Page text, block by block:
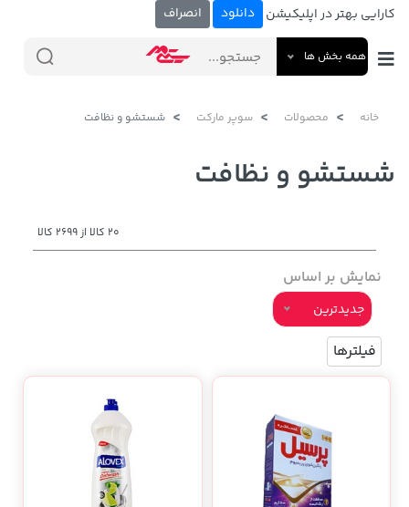
کارایی بهتر در اپلیکیشن دانلود انصراف
همه بخش ها
خانه محصولات سوپر مارکت شستشو و نظافت
شستشو و نظافت
20 کالا از 2699 کالا
نمایش بر اساس
جدیدترین
فیلترها